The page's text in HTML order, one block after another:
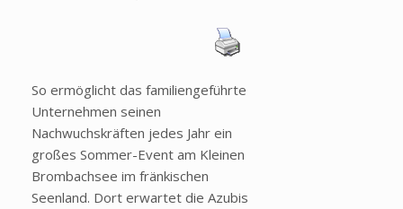
So ermöglicht das familiengeführte
Unternehmen seinen
Nachwuchskräften jedes Jahr ein
großes Sommer-Event am Kleinen
Brombachsee im fränkischen
Seenland. Dort erwartet die Azubis